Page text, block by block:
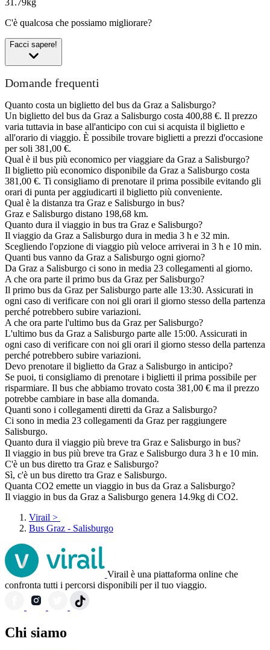
31.79kg
C'è qualcosa che possiamo migliorare?
Facci sapere!
Domande frequenti
Quanto costa un biglietto del bus da Graz a Salisburgo?
Un biglietto del bus da Graz a Salisburgo costa 400,88 €. Il prezzo
varia tuttavia in base all'anticipo con cui si acquista il biglietto e
all'orario di viaggio. È possibile trovare biglietti a prezzi d'occasione
per soli 381,00 €.
Qual è il bus più economico per viaggiare da Graz a Salisburgo?
Il biglietto più economico disponibile da Graz a Salisburgo costa
381,00 €. Ti consigliamo di prenotare il prima possibile evitando gli
orari di punta per aggiudicarti il biglietto più conveniente.
Qual è la distanza tra Graz e Salisburgo in bus?
Graz e Salisburgo distano 198,68 km.
Quanto dura il viaggio in bus tra Graz e Salisburgo?
Il viaggio da Graz a Salisburgo dura in media 3 h e 32 min.
Scegliendo l'opzione di viaggio più veloce arriverai in 3 h e 10 min.
Quanti bus vanno da Graz a Salisburgo ogni giorno?
Da Graz a Salisburgo ci sono in media 23 collegamenti al giorno.
A che ora parte il primo bus da Graz per Salisburgo?
Il primo bus da Graz per Salisburgo parte alle 13:30. Assicurati in
ogni caso di verificare con noi gli orari il giorno stesso della partenza
perché potrebbero subire variazioni.
A che ora parte l'ultimo bus da Graz per Salisburgo?
L'ultimo bus da Graz a Salisburgo parte alle 15:00. Assicurati in
ogni caso di verificare con noi gli orari il giorno stesso della partenza
perché potrebbero subire variazioni.
Devo prenotare il biglietto da Graz a Salisburgo in anticipo?
Se puoi, ti consigliamo di prenotare i biglietti il prima possibile per
risparmiare. Il bus che abbiamo trovato costa 381,00 € ma il prezzo
potrebbe cambiare in base alla domanda.
Quanti sono i collegamenti diretti da Graz a Salisburgo?
Ci sono in media 23 collegamenti da Graz per raggiungere
Salisburgo.
Quanto dura il viaggio più breve tra Graz e Salisburgo in bus?
Il viaggio in bus più breve tra Graz e Salisburgo dura 3 h e 10 min.
C'è un bus diretto tra Graz e Salisburgo?
Sì, c'è un bus diretto tra Graz e Salisburgo.
Quanta CO2 emette un viaggio in bus da Graz a Salisburgo?
Il viaggio in bus da Graz a Salisburgo genera 14.9kg di CO2.
Virail >
Bus Graz - Salisburgo
Virail è una piattaforma online che
confronta tutti i percorsi disponibili per il tuo viaggio.
Chi siamo